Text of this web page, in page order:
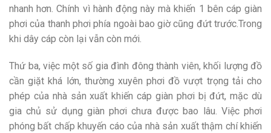
nhanh hơn. Chính vì hành động này mà khiến 1 bên cáp giàn
phơi của thanh phơi phía ngoài bao giờ cũng đứt trước.Trong
khi dây cáp còn lại vẫn còn mới.
Thứ ba, việc một số gia đình đông thành viên, khối lượng đồ
cần giặt khá lớn, thường xuyên phơi đồ vượt trọng tải cho
phép của nhà sản xuất khiến cáp giàn phơi bị đứt, mặc dù
gia chủ sử dụng giàn phơi chưa được bao lâu. Việc phơi
phóng bất chấp khuyến cáo của nhà sản xuất thậm chí khiến